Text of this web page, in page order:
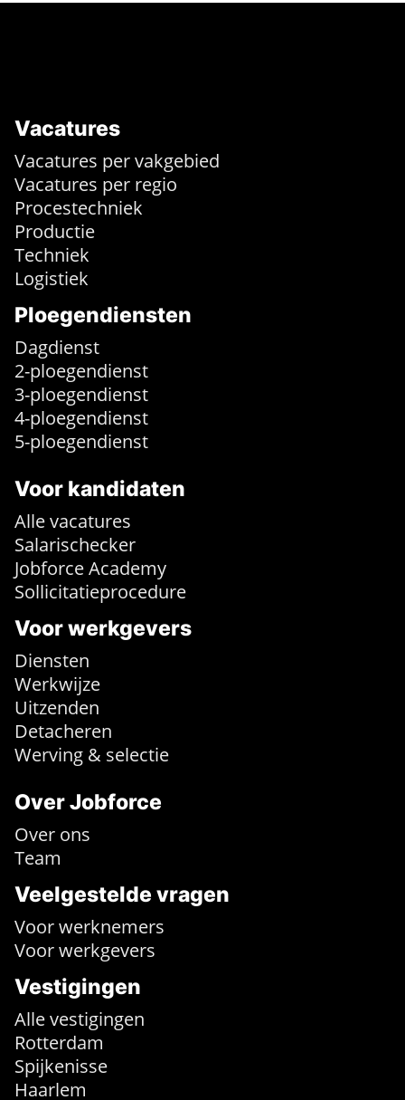
Vacatures
Vacatures per vakgebied
Vacatures per regio
Procestechniek
Productie
Techniek
Logistiek
Ploegendiensten
Dagdienst
2-ploegendienst
3-ploegendienst
4-ploegendienst
5-ploegendienst
Voor kandidaten
Alle vacatures
Salarischecker
Jobforce Academy
Sollicitatieprocedure
Voor werkgevers
Diensten
Werkwijze
Uitzenden
Detacheren
Werving & selectie
Over Jobforce
Over ons
Team
Veelgestelde vragen
Voor werknemers
Voor werkgevers
Vestigingen
Alle vestigingen
Rotterdam
Spijkenisse
Haarlem